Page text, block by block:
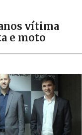
vítima
e moto